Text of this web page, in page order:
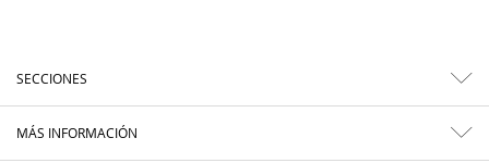
SECCIONES
MÁS INFORMACIÓN